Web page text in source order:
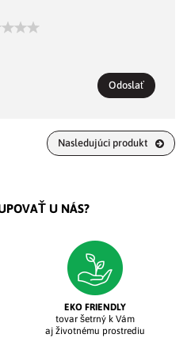
Odoslať
Nasledujúci produkt
U NÁS?
EKO FRIENDLY
tovar šetrný k Vám
aj životnému prostrediu